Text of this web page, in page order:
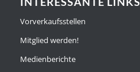
Vorverkaufsstellen
Mitglied werden!
Medienberichte